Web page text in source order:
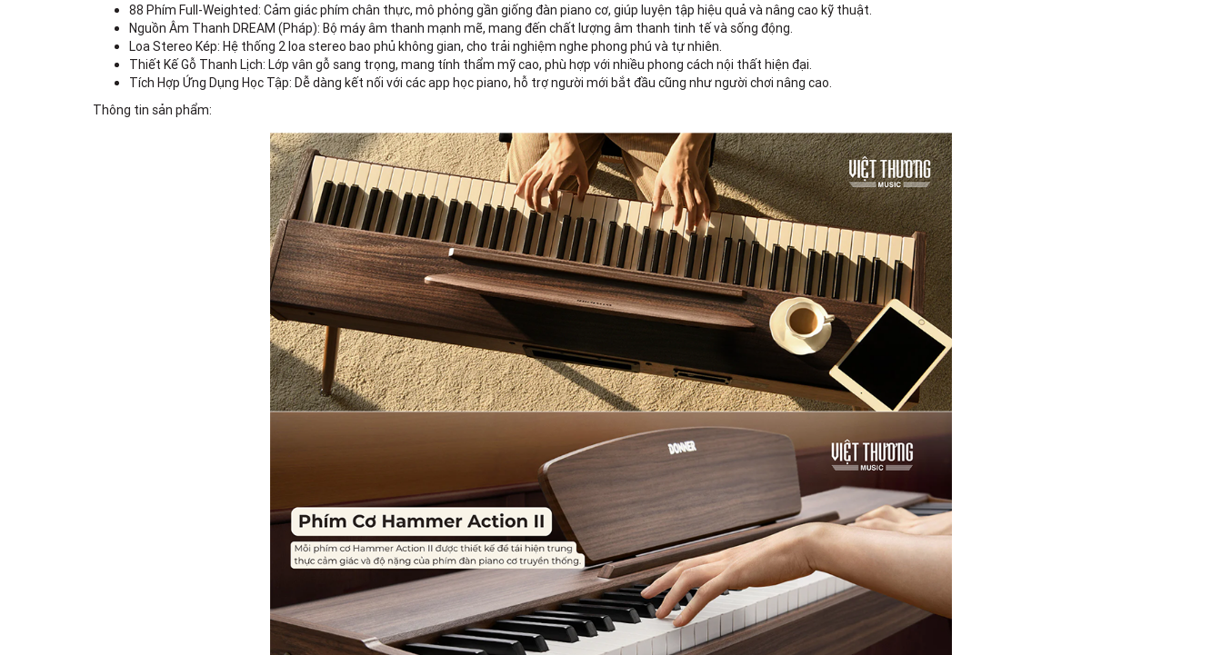
Khê, Đà Nẵng, Thanh Khê, Đà Nẵng
Việt Thương Music - 357 Cộng Hòa
357 Cộng Hòa, Phường Tân Bình,
TPHCM, Quận Tân Bình, Hồ Chí Minh
Việt Thương Music - Vincom Lê Văn
Việt
Lô L3-05C, Tầng 3, Trung Tâm
Thương Mại Vincom Plaza, Số 50,
Đường Lê Văn Việt, Phường Tăng
Nhơn Phú, TPHCM, Quận 9, Hồ Chí
Minh
Việt Thương Music - 6F Ngô Thời
Nhiệm
6F Ngô Thời Nhiệm, Phường Xuân
Hòa, TPHCM, Quận 3, Hồ Chí Minh
Việt Thương Music - 302 Cầu Giấy
Complex, số 302 Cầu Giấy, Phường
289 Vành Đai Trong, Phường An Lạc,
TPHCM, Quận Bình Tân, Hồ Chí Minh
Số 94 Láng Hạ, Phường Láng, Hà Nội,
Đống Đa, Hà Nội
88 Phím Full-Weighted: Cảm giác phím chân thực, mô phỏng gần giống đàn piano cơ, giúp luyện tập hiệu quả và nâng cao kỹ thuật.
Nguồn Âm Thanh DREAM (Pháp): Bộ máy âm thanh mạnh mẽ, mang đến chất lượng âm thanh tinh tế và sống động.
Loa Stereo Kép: Hệ thống 2 loa stereo bao phủ không gian, cho trải nghiệm nghe phong phú và tự nhiên.
Thiết Kế Gỗ Thanh Lịch: Lớp vân gỗ sang trọng, mang tính thẩm mỹ cao, phù hợp với nhiều phong cách nội thất hiện đại.
Tích Hợp Ứng Dụng Học Tập: Dễ dàng kết nối với các app học piano, hỗ trợ người mới bắt đầu cũng như người chơi nâng cao.
Thông tin sản phẩm: